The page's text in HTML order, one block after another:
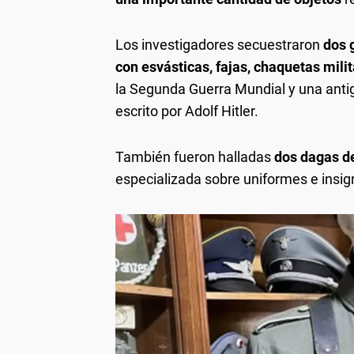
Los investigadores secuestraron dos
con esvásticas, fajas, chaquetas
la Segunda Guerra Mundial y una
escrito por Adolf Hitler.
También fueron halladasdos dagas
especializada sobre uniformes e